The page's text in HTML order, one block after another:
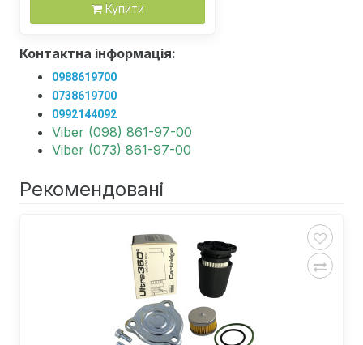
Купити
Контактна інформація:
0988619700
0738619700
0992144092
Viber (098) 861-97-00
Viber (073) 861-97-00
Рекомендовані